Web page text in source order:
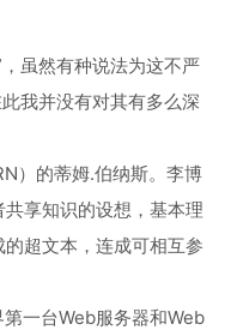
虽然有种说法为这不严
我并没有对其有多么深
）的蒂姆.伯纳斯。李博
享知识的设想，基本理
超文本，连成可相互参
一台Web服务器和Web